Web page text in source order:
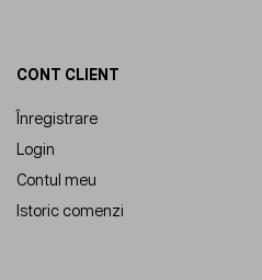
CONT CLIENT
Înregistrare
Login
Contul meu
Istoric comenzi